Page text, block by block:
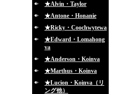
★Alvin・Taylor
★Antone・Honanie
★Ricky・Coochwytewa
★Edward・Lomahong
va
★Anderson・Koinva
★Marthus・Koinva
★Lucion・Koinva（リ
ング他）